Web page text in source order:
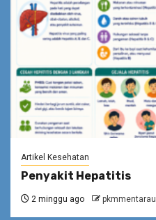
Artikel Kesehatan
Penyakit Hepatitis
2 minggu ago pkmmentarau